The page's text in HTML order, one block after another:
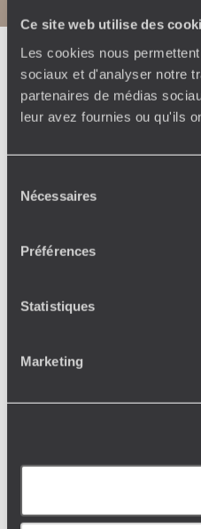
Ce site web utilise des
Les cookies nous
sociaux et d'analyser notre
partenaires de médias
leur avez fournies ou qu'ils
Nécessaires
Préférences
Statistiques
Marketing